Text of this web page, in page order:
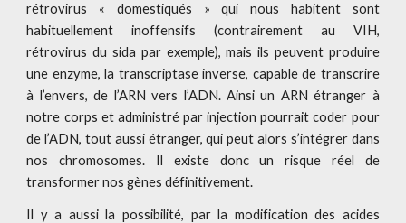
rétrovirus « domestiqués » qui nous habitent sont
habituellement inoffensifs (contrairement au VIH,
rétrovirus du sida par exemple), mais ils peuvent produire
une enzyme, la transcriptase inverse, capable de transcrire
à l’envers, de l’ARN vers l’ADN. Ainsi un ARN étranger à
notre corps et administré par injection pourrait coder pour
de l’ADN, tout aussi étranger, qui peut alors s’intégrer dans
nos chromosomes. Il existe donc un risque réel de
transformer nos gènes définitivement.
Il y a aussi la possibilité, par la modification des acides